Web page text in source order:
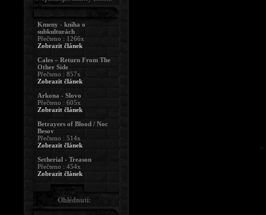
Kmeny - kniha o
subkulturách
Přečteno : 1266x
Zobrazit článek
Cales – Return From The
Other Side
Přečteno : 857x
Zobrazit článek
Arkona - Slovo
Přečteno : 605x
Zobrazit článek
Betrayers of Blood / Noc
Besov
Přečteno : 514x
Zobrazit článek
Setherial - Treason
Přečteno : 454x
Zobrazit článek
Ohlédnutí: